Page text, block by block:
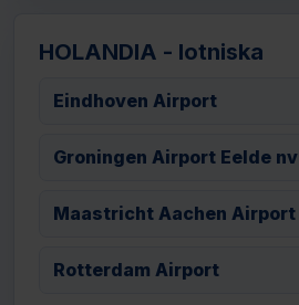
HOLANDIA - lotniska
Eindhoven Airport
Groningen Airport Eelde nv
Maastricht Aachen Airport
Rotterdam Airport